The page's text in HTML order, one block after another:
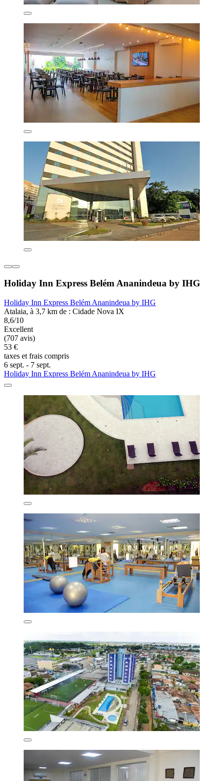
Holiday Inn Express Belém Ananindeua by IHG
Holiday Inn Express Belém Ananindeua by IHG
Atalaia, à 3,7 km de : Cidade Nova IX
8,6/10
Excellent
(707 avis)
53 €
taxes et frais compris
6 sept. - 7 sept.
Holiday Inn Express Belém Ananindeua by IHG